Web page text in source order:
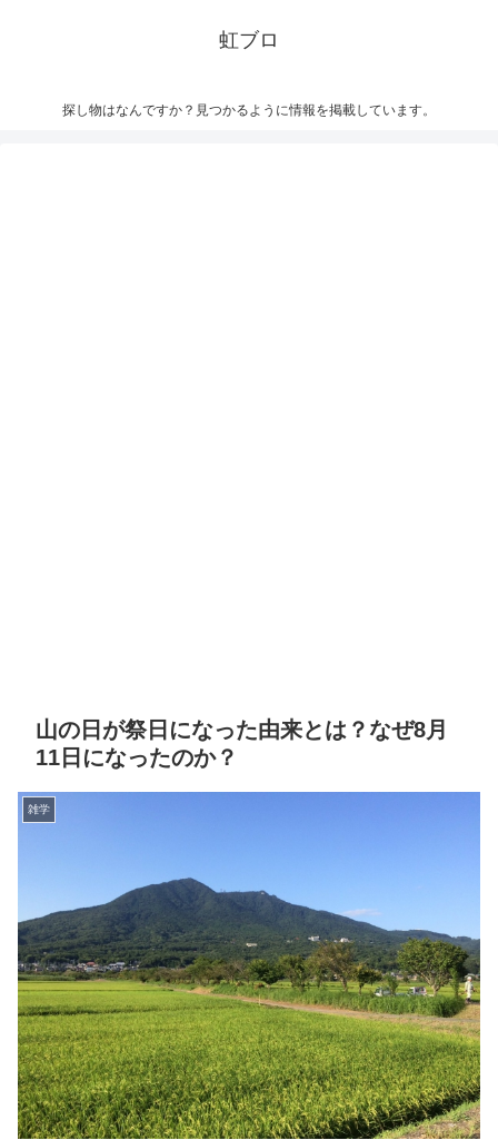
虹ブロ
探し物はなんですか？見つかるように情報を掲載しています。
山の日が祭日になった由来とは？なぜ8月
11日になったのか？
雑学